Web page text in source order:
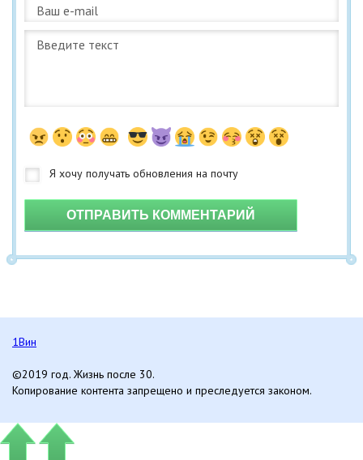
ОТПРАВИТЬ КОММЕНТАРИЙ
1Вин
©2019 год. Жизнь после 30.
Копирование контента запрещено и преследуется законом.